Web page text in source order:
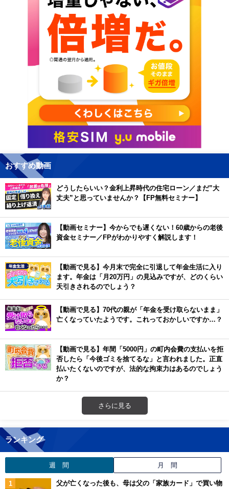
おすすめ動画
どうしたらいい？金利上昇時代の住宅ローン／まだ”大
丈夫”と思っていませんか？【FP無料セミナー】
【動画セミナー】今からでも遅くない！60歳からの老後
資金セミナー／FPがわかりやすく解説します！
【動画で見る】今月末で完全に引退して年金生活に入り
ます。年金は「月20万円」の見込みですが、どのくらい
天引きされるのでしょう？
【動画で見る】70代の親が「年金を受け取らないまま」
亡くなっていたようです。これっておかしいですか…？
【動画で見る】年間「5000円」の町内会費の支払いを拒
否したら「今後ゴミを捨てるな」と言われました。正直
払いたくないのですが、法的な拘束力はあるのでしょう
か？
さらに見る
ランキング
週 間 月 間
父が亡くなった後も、母は父の「家族カード」で買い物